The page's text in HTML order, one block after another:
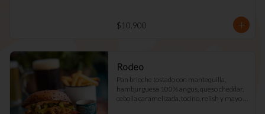
$10.900
Rodeo
Pan brioche tostado con mantequilla,
hamburguesa 100% angus, queso cheddar,
cebolla caramelizada, tocino, relish y mayo